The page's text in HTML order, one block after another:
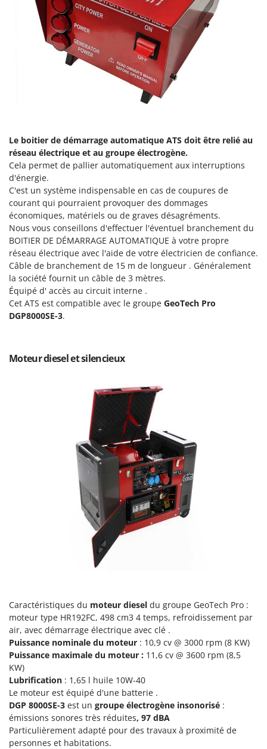
Pulvérisateurs
Pulvérisateurs portés
Rafraîchisseurs d'air par évaporation
Rampes de chargement en aluminium
Râpes à fromage électriques
Robots nettoyeurs de piscine
Robots Tondeuses
Rogneuses de souches
Rouleaux pour tracteur
S
Scies à os
Scies à Ruban
Scies alternatives à batterie
Scies de jardin télescopiques
Sécateurs électriques à batterie
Semoirs et Épandeurs d'engrais
Souffleurs aspirateurs pour Feuilles
Soufreuses - Poudreuses à dos
Soufreuses - Poudreuses pour tracteur
Taille-haies
Taille-haies à bras pour tracteur
Tondeuses à Gazon
Tondeuses autoportées
Tondeuses débroussailleuses thermiques
Transpalettes
Treuils de débardage
Tronçonneuses
V
Vêtements de Sécurité
Vibroculteurs à tracteur
GRIFO
GVS
GYS
HiKOKI
Honda
I
Idromatic
Il-Tec
Imperia
Infaco
Intec
Intex
Italyco
ITM
KitchenAid
Lampacrescia - MGM
Linea VZ
Lisam
Lotusgrill
M
M.A.I.BO.
Macom
Macte Ovens
Makita
Le boitier de démarrage automatique ATS doit être relié au
réseau électrique et au groupe électrogène.
Cela permet de pallier automatiquement aux interruptions
d'énergie.
C'est un système indispensable en cas de coupures de
courant qui pourraient provoquer des dommages
économiques, matériels ou de graves désagréments.
Nous vous conseillons d'effectuer l'éventuel branchement du
BOITIER DE DÉMARRAGE AUTOMATIQUE à votre propre
réseau électrique avec l'aide de votre électricien de confiance.
Câble de branchement de 15 m de longueur . Généralement
la société fournit un câble de 3 mètres.
Équipé d' accès au circuit interne .
Cet ATS est compatible avec le groupe GeoTech Pro
DGP8000SE-3.
Moteur diesel et silencieux
Caractéristiques du moteur diesel du groupe GeoTech Pro :
moteur type HR192FC, 498 cm3 4 temps, refroidissement par
air, avec démarrage électrique avec clé .
Puissance nominale du moteur : 10,9 cv @ 3000 rpm (8 KW)
Puissance maximale du moteur : 11,6 cv @ 3600 rpm (8,5
KW)
Lubrification : 1,65 l huile 10W-40
Le moteur est équipé d'une batterie .
DGP 8000SE-3 est un groupe électrogène insonorisé :
émissions sonores très réduites, 97 dBA
Particulièrement adapté pour des travaux à proximité de
personnes et habitations.